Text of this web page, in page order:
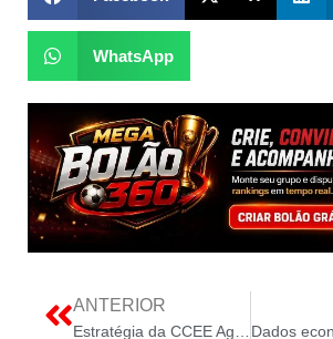
WhatsApp
ANTERIOR